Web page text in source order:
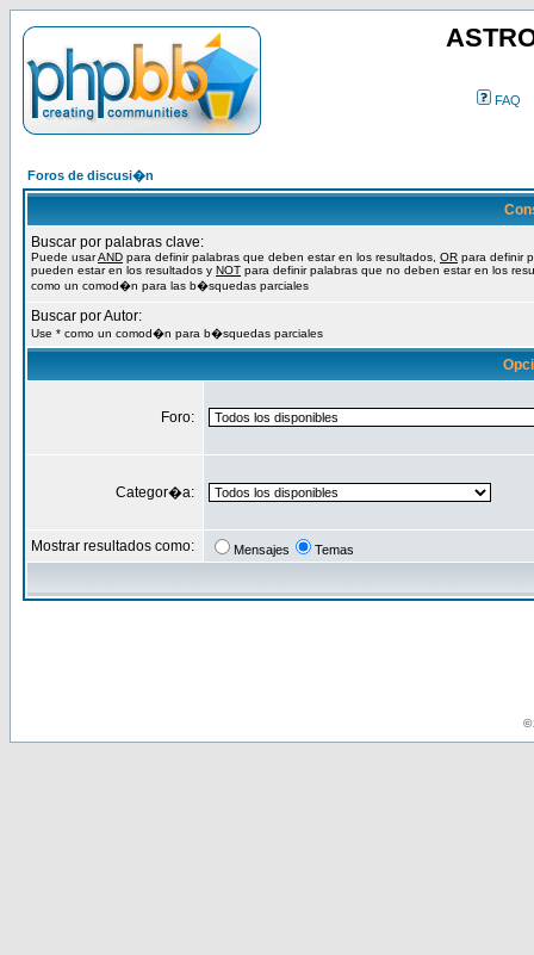
FAQ
Foros de discusi�n
Buscar por palabras clave:
Puede usarAND para definir palabras que deben estar en los resultados, OR para definir
pueden estar en los resultados y NOT para definir palabras que no deben estar en los
como un comod�n para las b�squedas parciales
Buscar por Autor:
Use * como un comod�n para b�squedas parciales
Foro:
Categor�a:
Mostrar resultados como: Mensajes Temas
©